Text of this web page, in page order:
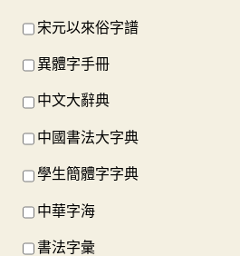
宋元以來俗字譜
異體字手冊
中文大辭典
中國書法大字典
學生簡體字字典
中華字海
書法字彙